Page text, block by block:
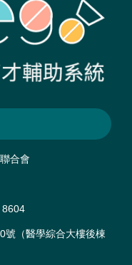
合會
8604
號（醫學綜合大樓後棟